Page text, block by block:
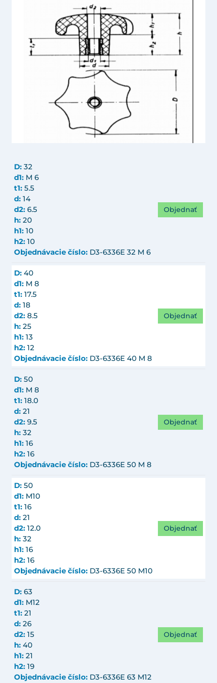
D: 32
d1: M 6
t1: 5.5
d: 14
d2: 6.5
h: 20
h1: 10
h2: 10
Objednávacie číslo: D3-6336E 32 M 6
Objednať
D: 40
d1: M 8
t1: 17.5
d: 18
d2: 8.5
h: 25
h1: 13
h2: 12
Objednávacie číslo: D3-6336E 40 M 8
Objednať
D: 50
d1: M 8
t1: 18.0
d: 21
d2: 9.5
h: 32
h1: 16
h2: 16
Objednávacie číslo: D3-6336E 50 M 8
Objednať
D: 50
d1: M10
t1: 16
d: 21
d2: 12.0
h: 32
h1: 16
h2: 16
Objednávacie číslo: D3-6336E 50 M10
Objednať
D: 63
d1: M12
t1: 21
d: 26
d2: 15
h: 40
h1: 21
h2: 19
Objednávacie číslo: D3-6336E 63 M12
Objednať